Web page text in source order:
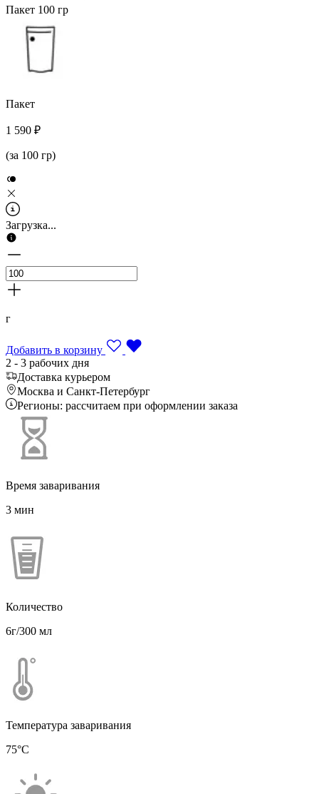
Пакет 100 гр
Пакет
1 590 ₽
(за 100 гр)
Загрузка...
г
Добавить в корзину
2 - 3 рабочих дня
Доставка курьером
Москва и Санкт-Петербург
Регионы: рассчитаем при оформлении заказа
Время заваривания
3 мин
Количество
6г/300 мл
Температура заваривания
75°С